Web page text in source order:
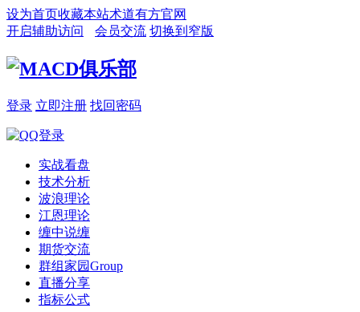
设为首页收藏本站术道有方官网
开启辅助访问
会员交流 切换到窄版
登录 立即注册 找回密码
实战看盘
技术分析
波浪理论
江恩理论
缠中说缠
期货交流
群组家园Group
直播分享
指标公式